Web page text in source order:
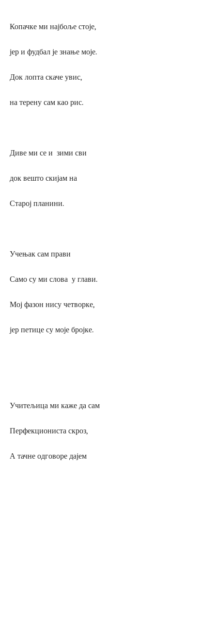
Копачке ми најбоље стоје,
јер и фудбал је знање моје.
Док лопта скаче увис,
на терену сам као рис.
Диве ми се и зими сви
док вешто скијам на
Старој планини.
Учењак сам прави
Само су ми слова у глави.
Мој фазон нису четворке,
јер петице су моје бројке.
Учитељица ми каже да сам
Перфекциониста скроз,
А тачне одговоре дајем